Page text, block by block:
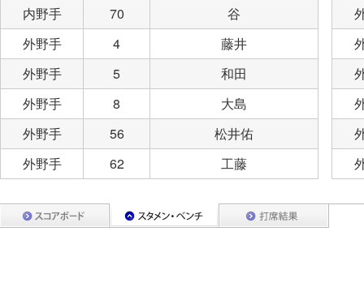
内野手
70
谷
外野手
4
藤井
外野手
5
和田
外野手
8
大島
外野手
56
松井佑
外野手
62 工藤